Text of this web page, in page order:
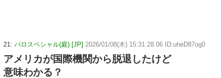
21: パロスペシャル(庭) [JP] 2026/01/08(木) 15:31:28.06 ID:uheD87og0
アメリカが国際機関から脱退したけど
意味わかる？